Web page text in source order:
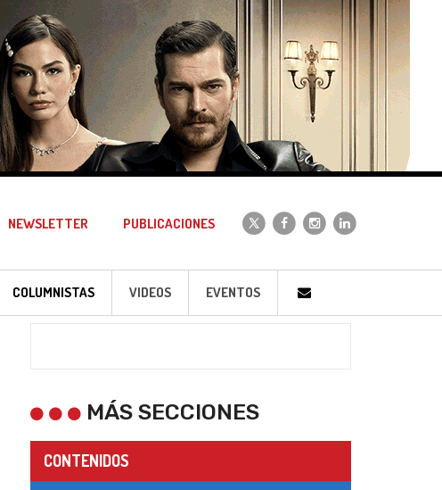
NEWSLETTER PUBLICACIONES
COLUMNISTAS VIDEOS EVENTOS
MÁS SECCIONES
CONTENIDOS